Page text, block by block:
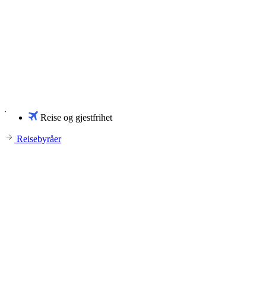
Reise og gjestfrihet
Reisebyråer